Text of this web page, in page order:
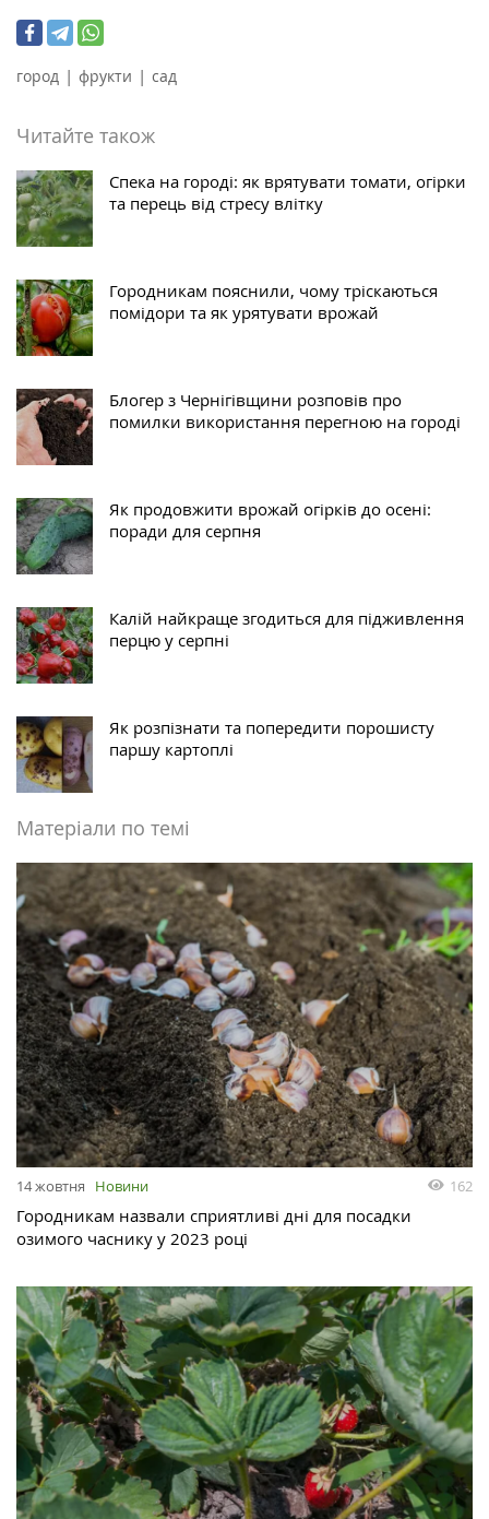
город | фрукти | сад
Читайте також
Спека на городі: як врятувати томати, огірки
та перець від стресу влітку
Городникам пояснили, чому тріскаються
помідори та як урятувати врожай
Блогер з Чернігівщини розповів про
помилки використання перегною на городі
Як продовжити врожай огірків до осені:
поради для серпня
Калій найкраще згодиться для підживлення
перцю у серпні
Як розпізнати та попередити порошисту
паршу картоплі
Матеріали по темі
14 жовтня Новини 162
Городникам назвали сприятливі дні для посадки
озимого часнику у 2023 році